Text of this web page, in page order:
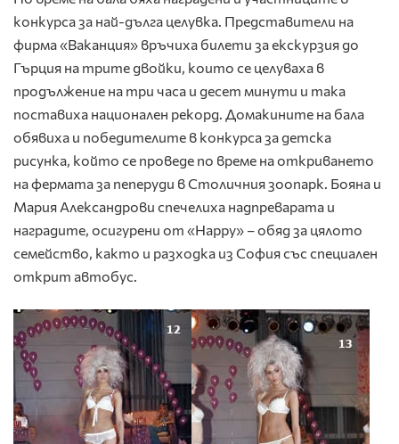
конкурса за най-дълга целувка. Представители на
фирма «Ваканция» връчиха билети за екскурзия до
Гърция на трите двойки, които се целуваха в
продължение на три часа и десет минути и така
поставиха национален рекорд. Домакините на бала
обявиха и победителите в конкурса за детска
рисунка, който се проведе по време на откриването
на фермата за пеперуди в Столичния зоопарк. Бояна и
Мария Александрови спечелиха надпреварата и
наградите, осигурени от «Happy» – обяд за цялото
семейство, както и разходка из София със специален
открит автобус.